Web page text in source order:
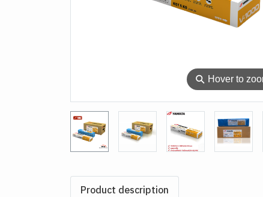
⚲ Hover to
Product description